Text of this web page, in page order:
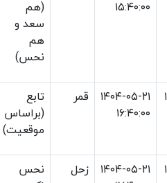
۱۵:۴۰:۰۰
(هم
سعد و
هم
نحس)
۱۴۰۴-۰۵-۲۱
۱۶:۴۰:۰۰
قمر
تابع
(براساس
موقعیت)
۱۴۰۴-۰۵-۲۱
زحل
نحس